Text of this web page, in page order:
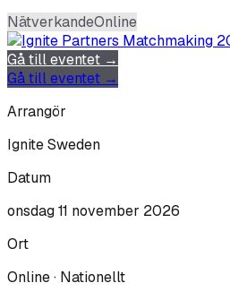
NätverkandeOnline
Gå till eventet →
Gå till eventet →
Arrangör
Ignite Sweden
Datum
onsdag 11 november 2026
Ort
Online · Nationellt